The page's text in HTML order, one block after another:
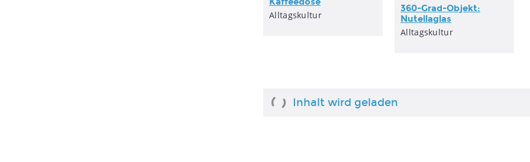
Alltagskultur
360-Grad-Objekt:
Nutellaglas
Alltagskultur
Inhalt wird geladen